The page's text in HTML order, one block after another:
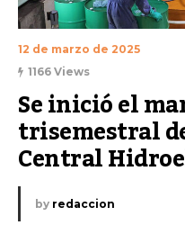
12 de marzo de 2025
1166 Views
Se inició el
trisemestral
Central
by redaccion